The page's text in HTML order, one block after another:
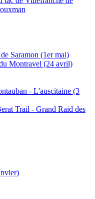
Saramon (1er mai)
Montravel (24 avril)
- L'auscitaine (3
Trail - Grand Raid des